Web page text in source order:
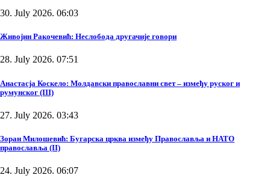
30. July 2026. 06:03
Живојин Ракочевић: Неслобода другачије говори
28. July 2026. 07:51
Анастасја Коскело: Молдавски православни свет – између руског и
румунског (III)
27. July 2026. 03:43
Зоран Милошевић: Бугарска црква између Православља и НАТО
православља (II)
24. July 2026. 06:07